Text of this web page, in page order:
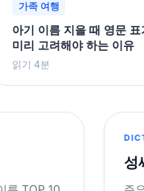
가족 여행
아기 이름 지을 때 영문 표
미리 고려해야 하는 이유
읽기 4분
성